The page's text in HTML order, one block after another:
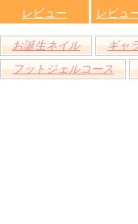
レビュー
レビュ
お誕生ネイル ギャ
フットジェルコース